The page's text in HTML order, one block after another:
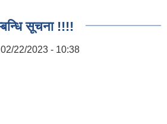
सूचना !!!!
22/2023 - 10:38